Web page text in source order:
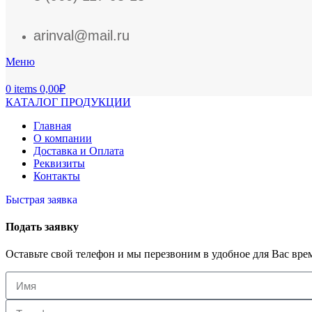
arinval@mail.ru
Меню
0 items 0,00₽
КАТАЛОГ ПРОДУКЦИИ
Главная
О компании
Доставка и Оплата
Реквизиты
Контакты
Быстрая заявка
Подать заявку
Оставьте свой телефон и мы перезвоним в удобное для Вас